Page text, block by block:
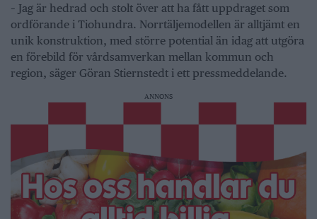
– Jag är hedrad och stolt över att ha fått uppdraget som
ordförande i Tiohundra. Norrtäljemodellen är alltjämt en
unik konstruktion, med större potential än idag att utgöra
en förebild för vårdsamverkan mellan kommun och
region, säger Göran Stiernstedt i ett pressmeddelande.
ANNONS